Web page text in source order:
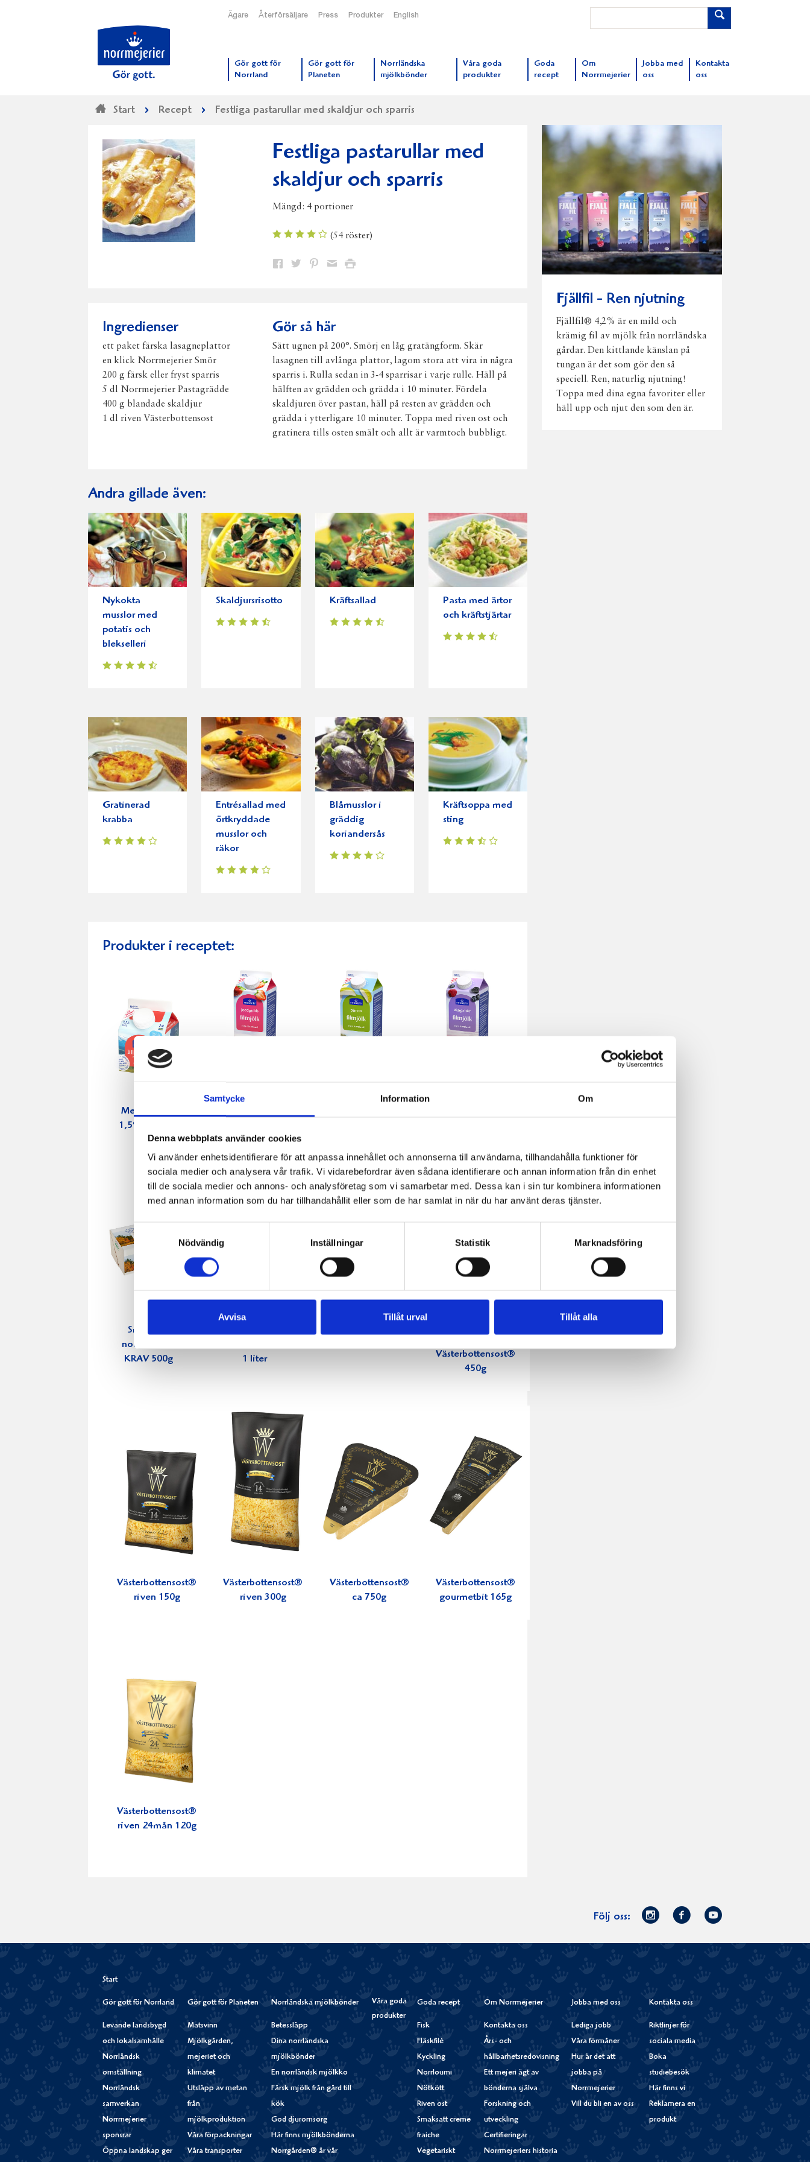
Samtycke Information Om
Denna webbplats använder cookies
Vi använder enhetsidentifierare för att anpassa innehållet och annonserna till användarna, tillhandahålla funktioner för
sociala medier och analysera vår trafik. Vi vidarebefordrar även sådana identifierare och annan information från din enhet
till de sociala medier och annons- och analysföretag som vi samarbetar med. Dessa kan i sin tur kombinera informationen
med annan information som du har tillhandahållit eller som de har samlat in när du har använt deras tjänster.
Samtyckesval
Nödvändig
Inställningar Statistik Marknadsföring
Avvisa Tillåt urval Tillåt alla
Ägare Återförsäljare Press Produkter English
Gör gott för
Norrland
Gör gott för
Planeten
Norrländska
mjölkbönder
Våra goda
produkter
Goda
recept
Om
Norrmejerier
Jobba med
oss
Kontakta
oss
Start Recept Festliga pastarullar med skaldjur och sparris
Festliga pastarullar med
skaldjur och sparris
Mängd: 4 portioner
(54 röster)
Dela Dela Dela DelaSkriv
Ingredienser
ett paket färska lasagneplattor
en klick Norrmejerier Smör
200 g färsk eller fryst sparris
5 dl Norrmejerier Pastagrädde
400 g blandade skaldjur
1 dl riven Västerbottensost
Gör så här
Sätt ugnen på 200°. Smörj en låg gratängform. Skär
lasagnen till avlånga plattor, lagom stora att vira in några
sparris i. Rulla sedan in 3-4 sparrisar i varje rulle. Häll på
hälften av grädden och grädda i 10 minuter. Fördela
skaldjuren över pastan, häll på resten av grädden och
grädda i ytterligare 10 minuter. Toppa med riven ost och
gratinera tills osten smält och allt är varmtoch bubbligt.
Andra gillade även:
Nykokta
musslor med
potatis och
blekselleri
Skaldjursrisotto Kräftsallad
Pasta med ärtor
och kräftstjärtar
Gratinerad
krabba
Entrésallad med
örtkryddade
musslor och
räkor
Blåmusslor i
gräddig
koriandersås
Kräftsoppa med
sting
Produkter i receptet:
Mellanmjölk
1,5% laktosfri
3dl
Smör Eko
normalsaltat
KRAV 500g
1 liter
Västerbottensost®
450g
Västerbottensost®
riven 150g
Västerbottensost®
riven 300g
Västerbottensost®
ca 750g
Västerbottensost®
gourmetbit 165g
Västerbottensost®
riven 24mån 120g
Fjällfil - Ren njutning
Fjällfil® 4,2% är en mild och
krämig fil av mjölk från norrländska
gårdar. Den kittlande känslan på
tungan är det som gör den så
speciell. Ren, naturlig njutning!
Toppa med dina egna favoriter eller
häll upp och njut den som den är.
Följ oss:
Norrmejerier
Instagram
Facebook
Youtube
Start
Gör gott för Norrland
Levande landsbygd
och lokalsamhälle
Norrländsk
omställning
Norrländsk
samverkan
Norrmejerier
sponsrar
Öppna landskap ger
Gör gott för Planeten
Matsvinn
Mjölkgården,
mejeriet och
klimatet
Utsläpp av metan
från
mjölkproduktion
Våra förpackningar
Våra transporter
Norrländska mjölkbönder
Betessläpp
Dina norrländska
mjölkbönder
En norrländsk mjölkko
Färsk mjölk från gård till
kök
God djuromsorg
Här finns mjölkbönderna
Norrgården® är vår
Våra goda
produkter
Goda recept
Fisk
Fläskfilé
Kyckling
Norrloumi
Nötkött
Riven ost
Smaksatt creme
fraiche
Vegetariskt
Om Norrmejerier
Kontakta oss
Års- och
hållbarhetsredovisning
Ett mejeri ägt av
bönderna själva
Forskning och
utveckling
Certifieringar
Norrmejeriers historia
Jobba med oss
Lediga jobb
Våra förmåner
Hur är det att
jobba på
Norrmejerier
Vill du bli en av oss
Kontakta oss
Riktlinjer för
sociala media
Boka
studiebesök
Här finns vi
Reklamera en
produkt